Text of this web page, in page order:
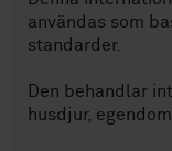
användas som
standarder.
Den behandlar
husdjur,